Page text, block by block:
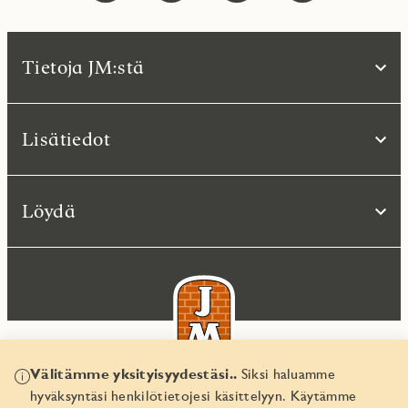
Välitämme yksityisyydestäsi.. Siksi haluamme
hyväksyntäsi henkilötietojesi käsittelyyn. Käytämme
Tietoja JM:stä
Lisätiedot
Löydä
© JM Suomi OY 2026